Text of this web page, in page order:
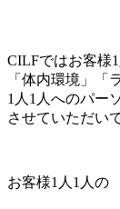
CILFではお客様
「体内環境」「
1人1人へのパー
させていただい
お客様1人1人の